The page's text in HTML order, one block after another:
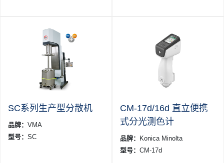
SC系列生产型分散机
品牌： VMA
型号： SC
CM-17d/16d 直立便携
式分光测色计
品牌：
Konica Minolta
型号： CM-17d